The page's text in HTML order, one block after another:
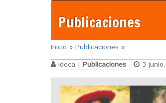
Publicaciones
Inicio » Publicaciones »
ideca | Publicaciones - 3